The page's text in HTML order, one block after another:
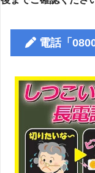
電話「